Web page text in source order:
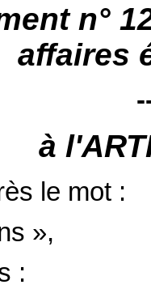
n°
affaires
à
le mot :
»,
: